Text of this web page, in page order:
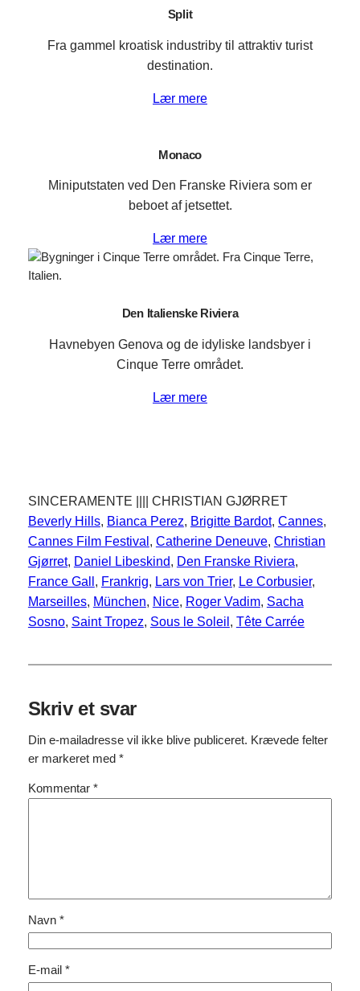
Split
Fra gammel kroatisk industriby til attraktiv turist
destination.
Lær mere
Monaco
Miniputstaten ved Den Franske Riviera som er
beboet af jetsettet.
Lær mere
Den Italienske Riviera
Havnebyen Genova og de idyliske landsbyer i
Cinque Terre området.
Lær mere
SINCERAMENTE |||| CHRISTIAN GJØRRET
Beverly Hills, Bianca Perez, Brigitte Bardot, Cannes
Cannes Film Festival , Catherine Deneuve, Christian
Gjørret, Daniel Libeskind, Den Franske Riviera
France Gall , Frankrig, Lars von Trier, Le Corbusier
Marseilles, München, Nice, Roger Vadim, Sacha
Sosno, Saint Tropez, Sous le Soleil , Tête Carrée
Skriv et svar
Din e-mailadresse vil ikke blive publiceret. Krævede felter
er markeret med *
Kommentar *
Navn *
E-mail *